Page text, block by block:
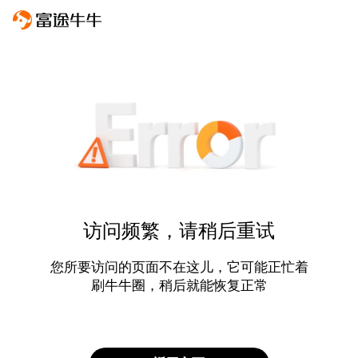
访问频繁，请稍后重试
您所要访问的页面不在这儿，它可能正忙着
刷牛牛圈，稍后就能恢复正常